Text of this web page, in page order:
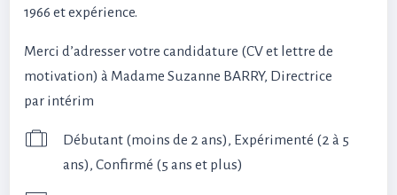
1966 et expérience.
Merci d’adresser votre candidature (CV et lettre de
motivation) à Madame Suzanne BARRY, Directrice
par intérim
Débutant (moins de 2 ans), Expérimenté (2 à 5
ans), Confirmé (5 ans et plus)